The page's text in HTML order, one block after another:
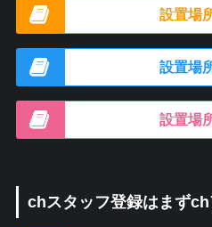
設置場
設置場
設置場
chスタッフ登録はまず